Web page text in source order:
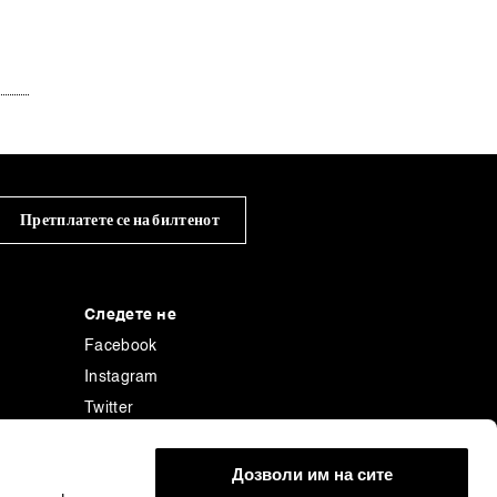
Дозволи им на сите
Претплатете се на билтенот
Следете не
Facebook
Instagram
Twitter